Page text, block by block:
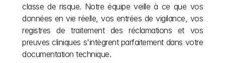
classe de risque. Notre équipe veille à ce que vos
données en vie réelle, vos entrées de vigilance, vos
registres de traitement des réclamations et vos
preuves cliniques s'intègrent parfaitement dans votre
documentation technique.